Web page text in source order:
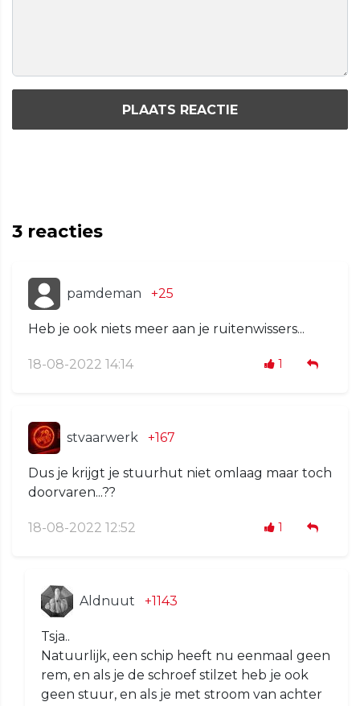
PLAATS REACTIE
3 reacties
pamdeman +25
Heb je ook niets meer aan je ruitenwissers...
18-08-2022 14:14 1
stvaarwerk +167
Dus je krijgt je stuurhut niet omlaag maar toch
doorvaren...??
18-08-2022 12:52 1
Aldnuut +1143
Tsja..
Natuurlijk, een schip heeft nu eenmaal geen
rem, en als je de schroef stilzet heb je ook
geen stuur, en als je met stroom van achter